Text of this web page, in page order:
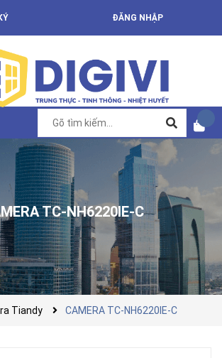
ĐĂNG NHẬP
TC-NH6220IE-C
Tiandy CAMERA TC-NH6220IE-C